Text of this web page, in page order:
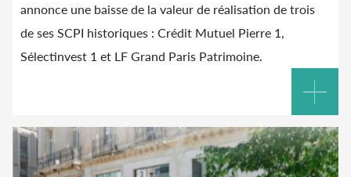
annonce une baisse de la valeur de réalisation de trois
de ses SCPI historiques : Crédit Mutuel Pierre 1,
Sélectinvest 1 et LF Grand Paris Patrimoine.